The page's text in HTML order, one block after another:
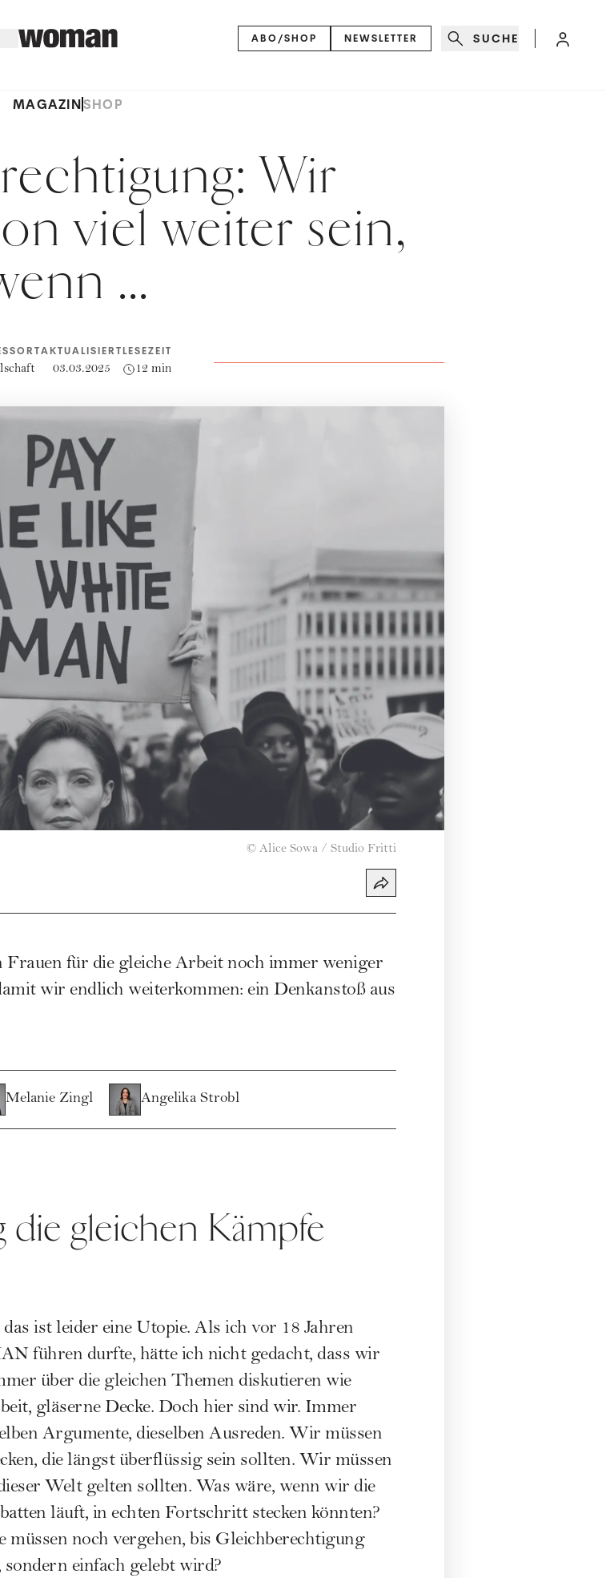
ABO/SHOP NEWSLETTER SUCHE
MAGAZINSHOP
Wir
viel weiter sein,
...
AKTUALISIERT
03.03.2025
LESEZEIT
12 min
© Alice Sowa / Studio Fritti
Frauen für die gleiche Arbeit noch immer weniger
wir endlich weiterkommen: ein Denkanstoß aus
Melanie Zingl Angelika Strobl
die gleichen Kämpfe
ist leider eine Utopie. Als ich vor 18 Jahren
führen durfte, hätte ich nicht gedacht, dass wir
über die gleichen Themen diskutieren wie
gläserne Decke. Doch hier sind wir. Immer
Argumente, dieselben Ausreden. Wir müssen
die längst überflüssig sein sollten. Wir müssen
Welt gelten sollten. Was wäre, wenn wir die
läuft, in echten Fortschritt stecken könnten?
müssen noch vergehen, bis Gleichberechtigung
einfach gelebt wird?